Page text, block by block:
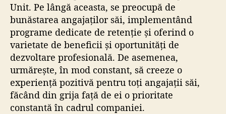
Unit. Pe lângă aceasta, se preocupă de
bunăstarea angajaților săi, implementând
programe dedicate de retenție și oferind o
varietate de beneficii și oportunități de
dezvoltare profesională. De asemenea,
urmărește, în mod constant, să creeze o
experiență pozitivă pentru toți angajații săi,
făcând din grija față de ei o prioritate
constantă în cadrul companiei.